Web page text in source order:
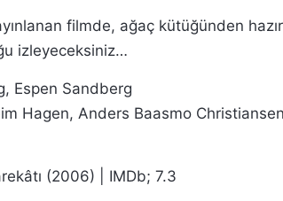
filmde, ağaç kütüğünden
izleyeceksiniz…
Espen Sandberg
Hagen, Anders Baasmo
(2006) | IMDb; 7.3